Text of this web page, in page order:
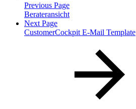
Previous Page
Berateransicht
Next Page
CustomerCockpit E-Mail Template